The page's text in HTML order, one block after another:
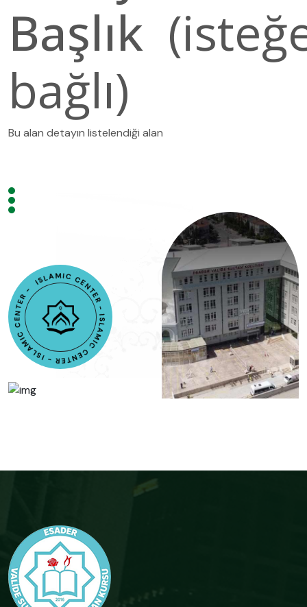
Başlık
bağlı)
Bu alan detayın listelendiği alan